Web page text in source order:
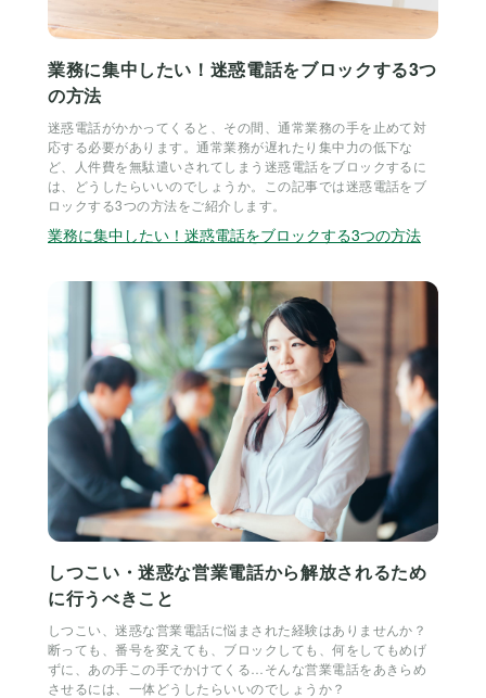
業務に集中したい！迷惑電話をブロックする3つ
の方法
迷惑電話がかかってくると、その間、通常業務の手を止めて対
応する必要があります。通常業務が遅れたり集中力の低下な
ど、人件費を無駄遣いされてしまう迷惑電話をブロックするに
は、どうしたらいいのでしょうか。この記事では迷惑電話をブ
ロックする3つの方法をご紹介します。
業務に集中したい！迷惑電話をブロックする3つの方法
しつこい・迷惑な営業電話から解放されるため
に行うべきこと
しつこい、迷惑な営業電話に悩まされた経験はありませんか？
断っても、番号を変えても、ブロックしても、何をしてもめげ
ずに、あの手この手でかけてくる…そんな営業電話をあきらめ
させるには、一体どうしたらいいのでしょうか？